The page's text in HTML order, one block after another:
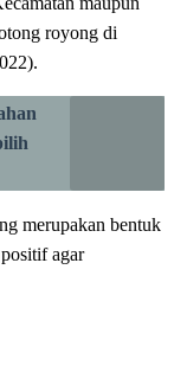
royong di
merupakan bentuk
agar